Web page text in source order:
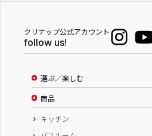
クリナップ公式アカウント
follow us!
選ぶ／楽しむ
商品
キッチン